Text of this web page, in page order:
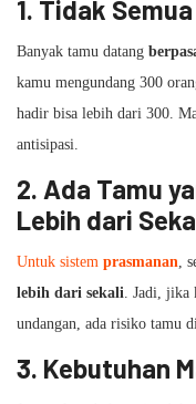
1. Tidak
Banyak tamu datang
kamu mengundang 300
hadir bisa lebih dari 300.
antisipasi.
2. Ada Tamu
Lebih dari
Untuk sistem prasmanan ,
lebih dari sekali . Jadi,
undangan, ada risiko tamu
3. Kebutuhan